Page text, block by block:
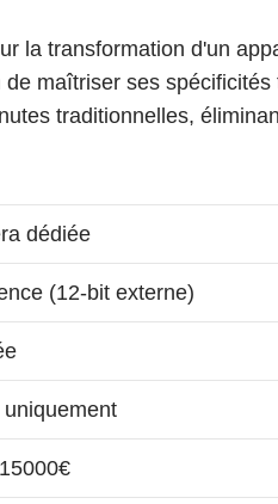
la transformation d'un
maîtriser ses
traditionnelles,
dédiée
(12-bit externe)